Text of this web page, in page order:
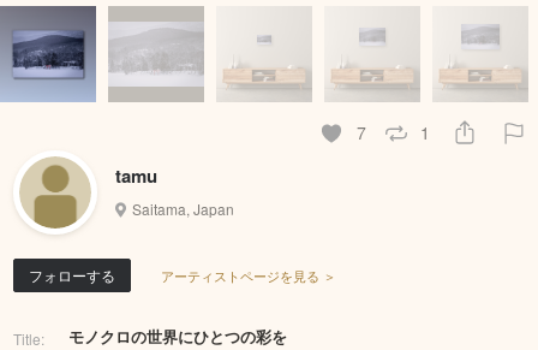
7 1
tamu
Saitama, Japan
フォローする アーティストページを見る ＞
Title: モノクロの世界にひとつの彩を